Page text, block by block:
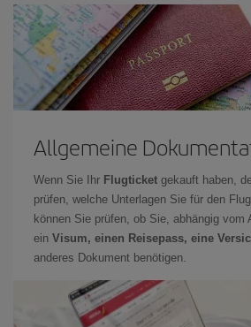
Allgemeine
Wenn Sie Ihr Flugticket gekauft haben,
prüfen, welche Unterlagen Sie für den
können Sie prüfen, ob Sie, abhängig vom
ein Visum, einen Reisepass, eine
anderes Dokument benötigen.